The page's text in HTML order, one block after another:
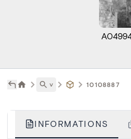
˅ 10108887
INFORMATIONS